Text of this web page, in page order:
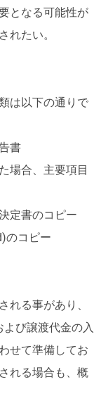
となる可能性が
れたい。
は以下の通りで
書
場合、主要項目
定書のコピー
のコピー
れる事があり、
よび譲渡代金の入
せて準備してお
れる場合も、概